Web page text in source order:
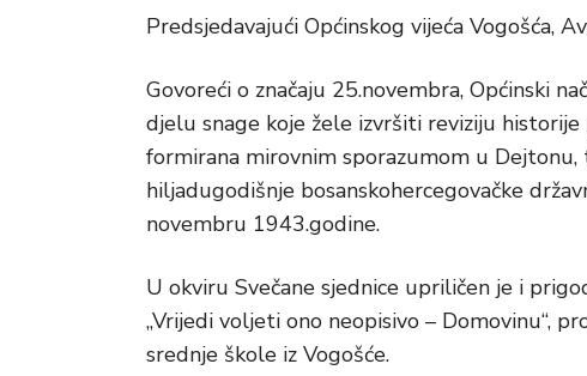
Predsjedavajući Općinskog vijeća Vogošća,
Govoreći o značaju 25.novembra, Općinski
djelu snage koje žele izvršiti reviziju
formirana mirovnim sporazumom u
hiljadugodišnje bosanskohercegovačke
novembru 1943.godine.
U okviru Svečane sjednice upriličen je i
„Vrijedi voljeti ono neopisivo – Domovinu“,
srednje škole iz Vogošće.